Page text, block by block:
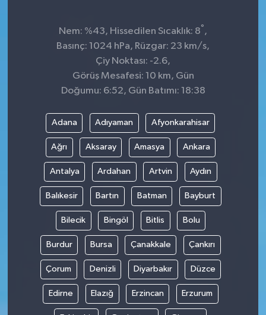
Nem: %43, Hissedilen Sıcaklık: 8° ,
Basınç: 1024 hPa, Rüzgar: 23 km/s,
Çiy Noktası: -2.6,
Görüş Mesafesi: 10 km, Gün
Doğumu: 6:52, Gün Batımı: 18:38
Adana Adıyaman Afyonkarahisar
Ağrı Aksaray Amasya Ankara
Antalya Ardahan Artvin Aydın
Balıkesir Bartın Batman Bayburt
Bilecik Bingöl Bitlis Bolu
Burdur Bursa Çanakkale Çankırı
Çorum Denizli Diyarbakır Düzce
Edirne Elazığ Erzincan Erzurum